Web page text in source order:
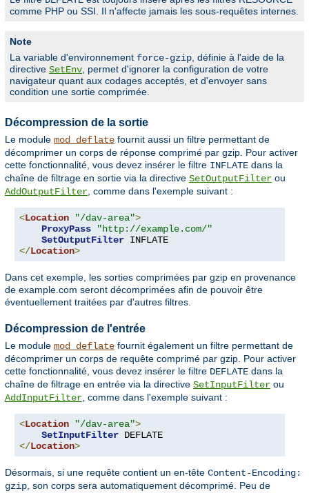
comme PHP ou SSI. Il n'affecte jamais les sous-requêtes internes.
Note
La variable d'environnement force-gzip , définie à l'aide de la
directive SetEnv , permet d'ignorer la configuration de votre
navigateur quant aux codages acceptés, et d'envoyer sans
condition une sortie comprimée.
Décompression de la sortie
Le module mod_deflate fournit aussi un filtre permettant de
décomprimer un corps de réponse comprimé par gzip. Pour activer
cette fonctionnalité, vous devez insérer le filtre INFLATE dans la
chaîne de filtrage en sortie via la directive SetOutputFilter ou
AddOutputFilter , comme dans l'exemple suivant :
<Location "/dav-area">
ProxyPass
"http://example.com/"
SetOutputFilter
</Location>
Dans cet exemple, les sorties comprimées par gzip en provenance
de example.com seront décomprimées afin de pouvoir être
éventuellement traitées par d'autres filtres.
Décompression de l'entrée
Le module mod_deflate fournit également un filtre permettant de
décomprimer un corps de requête comprimé par gzip. Pour activer
cette fonctionnalité, vous devez insérer le filtre DEFLATE dans la
chaîne de filtrage en entrée via la directive SetInputFilter ou
AddInputFilter, comme dans l'exemple suivant :
<Location "/dav-area">
SetInputFilter
</Location>
Désormais, si une requête contient un en-tête Content-Encoding:
gzip, son corps sera automatiquement décomprimé. Peu de